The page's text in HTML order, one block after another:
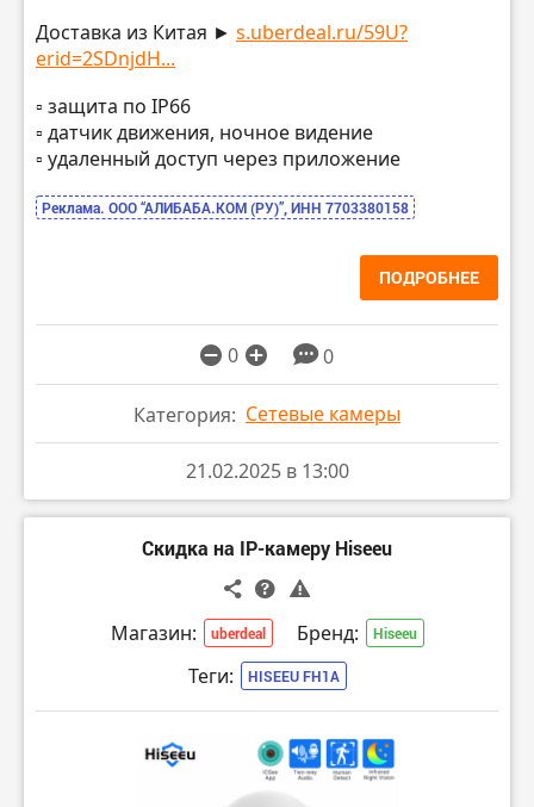
Доставка из Китая ► s.uberdeal.ru/59U?
erid=2SDnjdH...
▫️ защита по IP66
▫️ датчик движения, ночное видение
▫️ удаленный доступ через приложение
Реклама. ООО “АЛИБАБА.КОМ (РУ)”, ИНН 7703380158
ПОДРОБНЕЕ
0 0
Категория: Сетевые камеры
21.02.2025 в 13:00
Скидка на IP-камеру Hiseeu
Магазин: uberdeal Бренд: Hiseeu
Теги: HISEEU FH1A